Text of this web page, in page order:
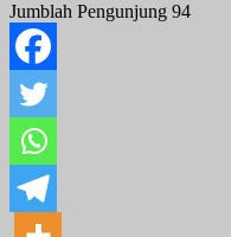
Jumblah Pengunjung 94